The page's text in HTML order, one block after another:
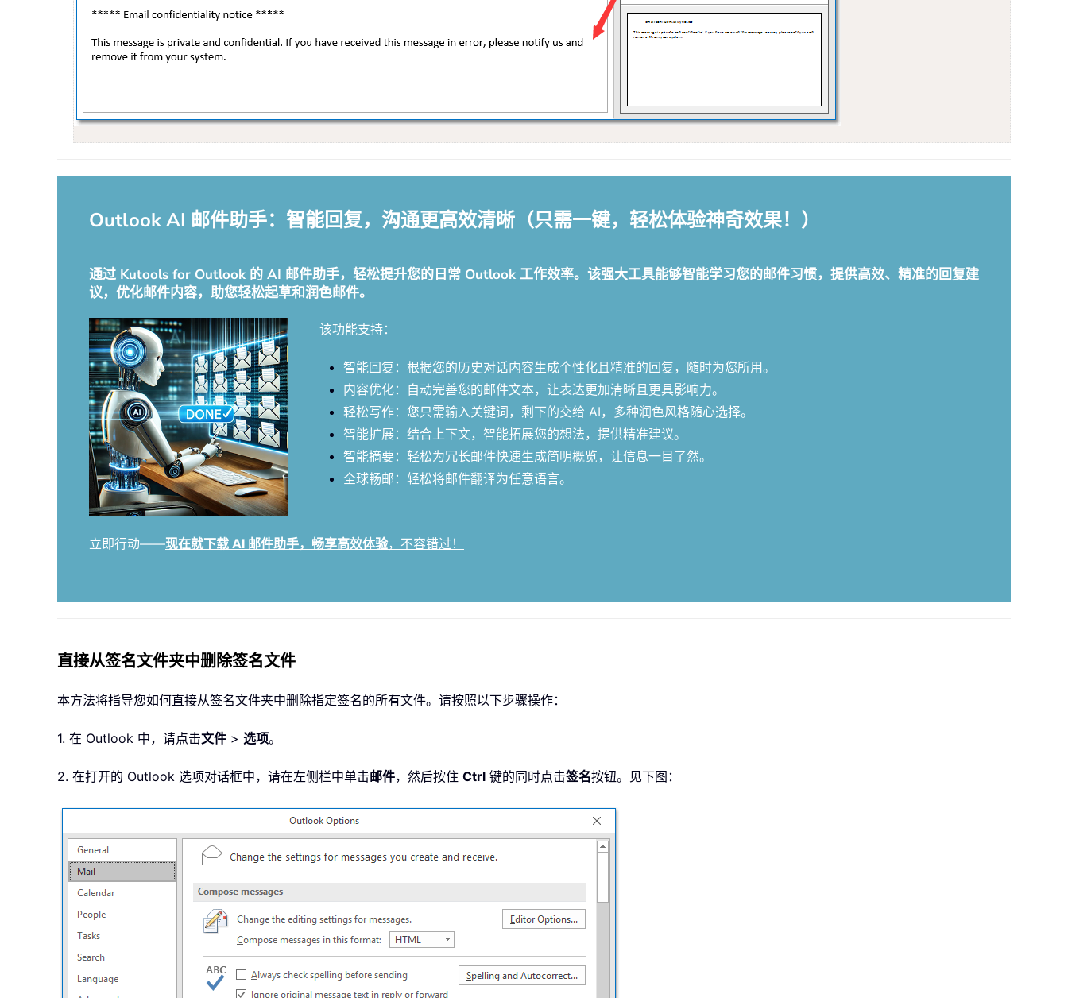
Outlook AI 邮件助手：智能回复，沟通更高效清晰（只需一键，轻松体验神奇效果！）
通过 Kutools for Outlook 的 AI 邮件助手，轻松提升您的日常 Outlook 工作效率。该强大工具能够智能学习您的邮件习惯，提供高效、精准的回复建
议，优化邮件内容，助您轻松起草和润色邮件。
该功能支持：
智能回复：根据您的历史对话内容生成个性化且精准的回复，随时为您所用。
内容优化：自动完善您的邮件文本，让表达更加清晰且更具影响力。
轻松写作：您只需输入关键词，剩下的交给 AI，多种润色风格随心选择。
智能扩展：结合上下文，智能拓展您的想法，提供精准建议。
智能摘要：轻松为冗长邮件快速生成简明概览，让信息一目了然。
全球畅邮：轻松将邮件翻译为任意语言。
立即行动——现在就下载 AI 邮件助手，畅享高效体验，不容错过！
直接从签名文件夹中删除签名文件
本方法将指导您如何直接从签名文件夹中删除指定签名的所有文件。请按照以下步骤操作：
1. 在 Outlook 中，请点击文件 > 选项。
2. 在打开的 Outlook 选项对话框中，请在左侧栏中单击邮件，然后按住 Ctrl 键的同时点击签名按钮。见下图：